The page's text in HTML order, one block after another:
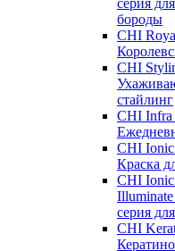
серия
бороды
CHI
CHI
стайлинг
CHI Infra
CHI
Краска
CHI
серия
CHI